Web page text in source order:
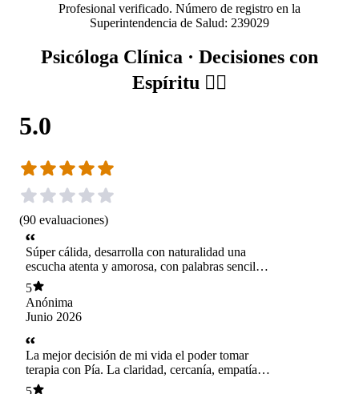
Profesional verificado. Número de registro en la
Superintendencia de Salud: 239029
Psicóloga Clínica · Decisiones con
Espíritu ❤️‍🔥
5.0
(90 evaluaciones)
Súper cálida, desarrolla con naturalidad una
escucha atenta y amorosa, con palabras sencillas
abre nuevos caminos de posibilidades. Si
entrega es maravillosa.
5
Anónima
Junio 2026
La mejor decisión de mi vida el poder tomar
terapia con Pía. La claridad, cercanía, empatía y
escucha es lo que me hace ser responsable con
5